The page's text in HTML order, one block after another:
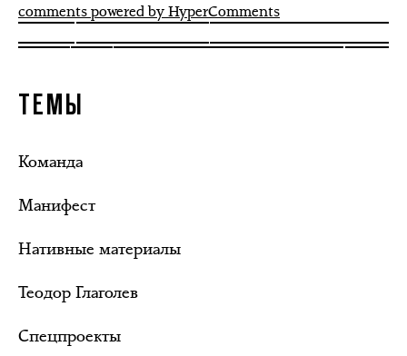
comments powered by HyperComments
ТЕМЫ
Команда
Манифест
Нативные материалы
Теодор Глаголев
Спецпроекты